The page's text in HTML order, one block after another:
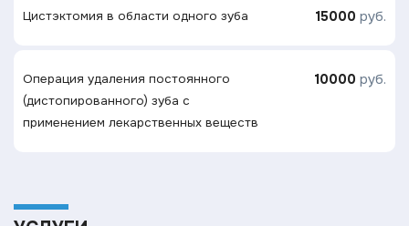
Цистэктомия в области одного зуба 15000 руб.
Операция удаления постоянного
(дистопированного) зуба с
применением лекарственных веществ
10000 руб.